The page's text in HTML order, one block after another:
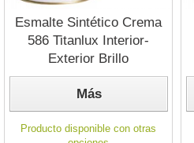
Esmalte Sintético Crema
586 Titanlux Interior-
Exterior Brillo
Más
Producto disponible con otras